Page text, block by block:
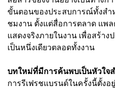
ขั้นตอนของประสบการณ์ทั้งสำ
ชมงาน ตั้งแต่สื่อการตลาด แพ
แสดงจริงภายในงาน เพื่อสร้า
เป็นหนึ่งเดียวตลอดทั้งงาน
บทใหม่ที่มีการค้นพบเป็นหัวใจ
การรีเฟรชแบรนด์ในครั้งนี้ตั้ง